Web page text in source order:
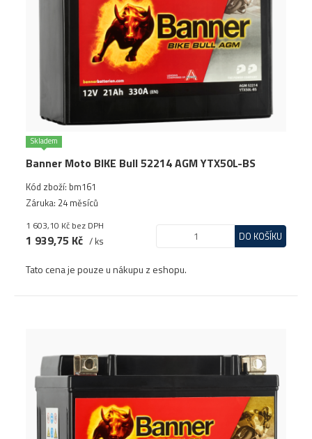
Skladem
Banner Moto BIKE Bull 52214 AGM YTX50L-BS
Kód zboží: bm161
Záruka: 24 měsíců
1 603,10 Kč bez DPH
1 939,75 Kč / ks DO KOŠÍKU
Tato cena je pouze u nákupu z eshopu.